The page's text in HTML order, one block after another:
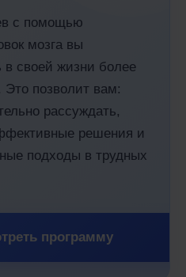
с помощью
мозга вы
в своей жизни более
позволит вам:
рассуждать,
решения и
подходы в трудных
программу